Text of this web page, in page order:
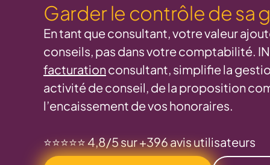
Garder le contrôle de sa
En tant que consultant, votre valeur
conseils, pas dans votre comptabilité.
facturationconsultant, simplifie la
activité de conseil, de la proposition
l’encaissement de vos honoraires.
⭐️⭐️⭐️⭐️⭐️ 4,8/5 sur +396 avis utilisateurs